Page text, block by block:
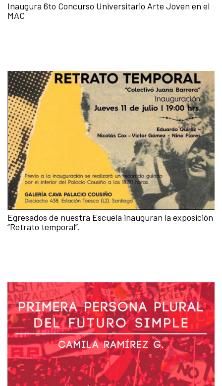
Inaugura 6to Concurso Universitario Arte Joven en el
MAC
Egresados de nuestra Escuela inauguran la exposición
“Retrato temporal”.